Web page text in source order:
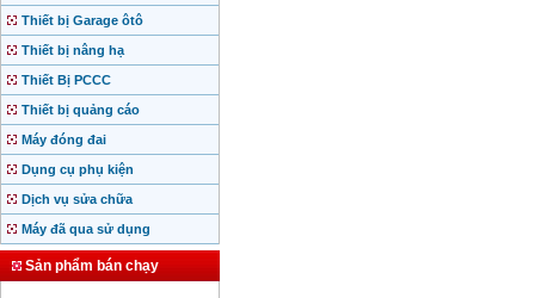
Thiết bị Garage ôtô
Thiết bị nâng hạ
Thiết Bị PCCC
Thiết bị quảng cáo
Máy đóng đai
Dụng cụ phụ kiện
Dịch vụ sửa chữa
Máy đã qua sử dụng
Sản phẩm bán chạy